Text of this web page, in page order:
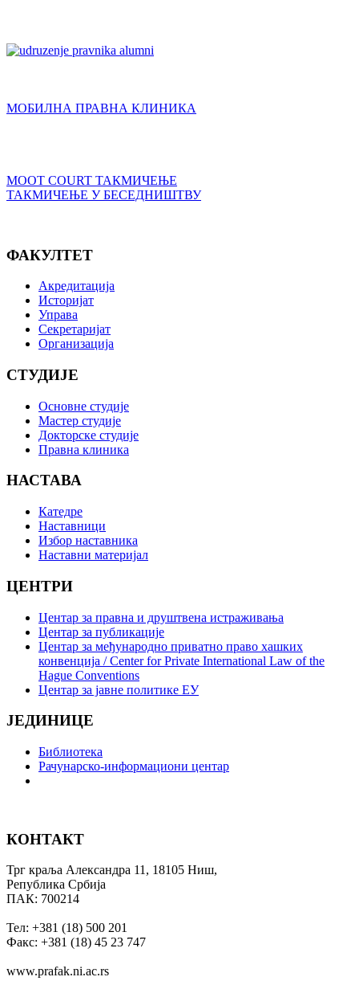
МОБИЛНА ПРАВНА КЛИНИКА
MOOT COURT ТАКМИЧЕЊЕ
ТАКМИЧЕЊЕ У БЕСЕДНИШТВУ
ФАКУЛТЕТ
Акредитација
Историјат
Управа
Секретаријат
Организација
СТУДИЈЕ
Основне студије
Мастер студије
Докторске студије
Правна клиника
НАСТАВА
Катедре
Наставници
Избор наставника
Наставни материјал
ЦЕНТРИ
Центар за правна и друштвена истраживања
Центар за публикације
Центар за међународно приватно право хашких
конвенција / Center for Private International Law of the
Hague Conventions
Центар за јавне политике ЕУ
ЈЕДИНИЦЕ
Библиотека
Рачунарско-информациони центар
КОНТАКТ
Трг краља Александра 11, 18105 Ниш,
Република Србија
ПАК: 700214
Тел: +381 (18) 500 201
Факс: +381 (18) 45 23 747
www.prafak.ni.ac.rs